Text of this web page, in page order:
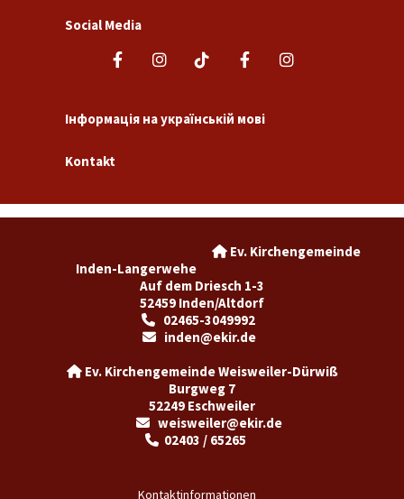
Social Media
Інформація на українській мові
Kontakt
Ev. Kirchengemeinde
Inden-Langerwehe
Auf dem Driesch 1-3
52459 Inden/Altdorf
02465-3049992
 inden@ekir.de
Ev. Kirchengemeinde Weisweiler-Dürwiß
Burgweg 7
52249 Eschweiler
weisweiler@ekir.de
02403 / 65265
Kontaktinformationen